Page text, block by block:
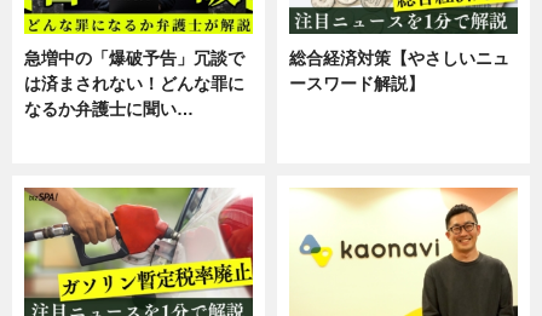
急増中の「爆破予告」冗談で
は済まされない！どんな罪に
なるか弁護士に聞い…
総合経済対策【やさしいニュ
ースワード解説】